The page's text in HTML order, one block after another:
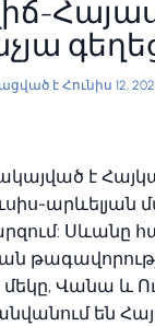
է Հունիս 12,
է
արևելյան
Սևանը
Վանա և
են